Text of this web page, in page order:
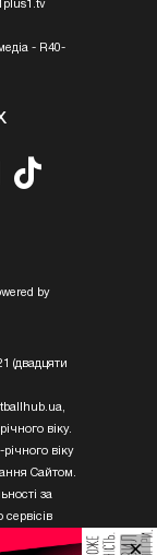
- R40-
by
(двадцяти
віку.
віку
Сайтом.
за
віку.
×